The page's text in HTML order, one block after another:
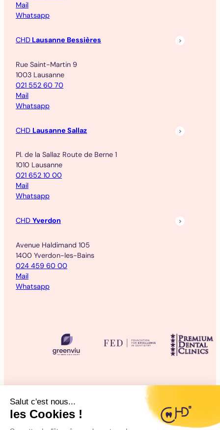
Mail
Whatsapp
CHD Lausanne Bessières
Rue Saint-Martin 9
1003 Lausanne
021 552 60 70
Mail
Whatsapp
CHD Lausanne Sallaz
Pl. de la Sallaz Route de Berne 1
1010 Lausanne
021 652 10 00
Mail
Whatsapp
CHD Yverdon
Avenue Haldimand 105
1400 Yverdon-les-Bains
024 459 60 00
Mail
Whatsapp
©2025 CHD Clinique d’Hygiène Dentaire